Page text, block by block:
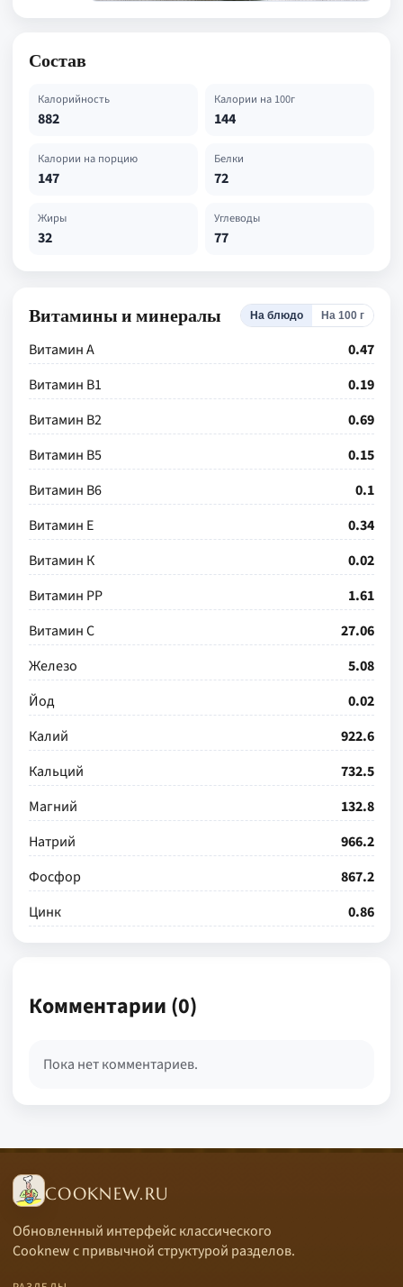
Состав
Калорийность
882
Калории на 100г
144
Калории на порцию
147
Белки
72
Жиры
32
Углеводы
77
Витамины и минералы На блюдо На 100 г
Витамин А
0.47
Витамин В1
0.19
Витамин В2
0.69
Витамин В5
0.15
Витамин В6
0.1
Витамин Е
0.34
Витамин К
0.02
Витамин РР
1.61
Витамин С
27.06
Железо
5.08
Йод
0.02
Калий
922.6
Кальций
732.5
Магний
132.8
Натрий
966.2
Фосфор
867.2
Цинк
0.86
Комментарии (0)
Пока нет комментариев.
COOKNEW.RU
Обновленный интерфейс классического
Cooknew с привычной структурой разделов.